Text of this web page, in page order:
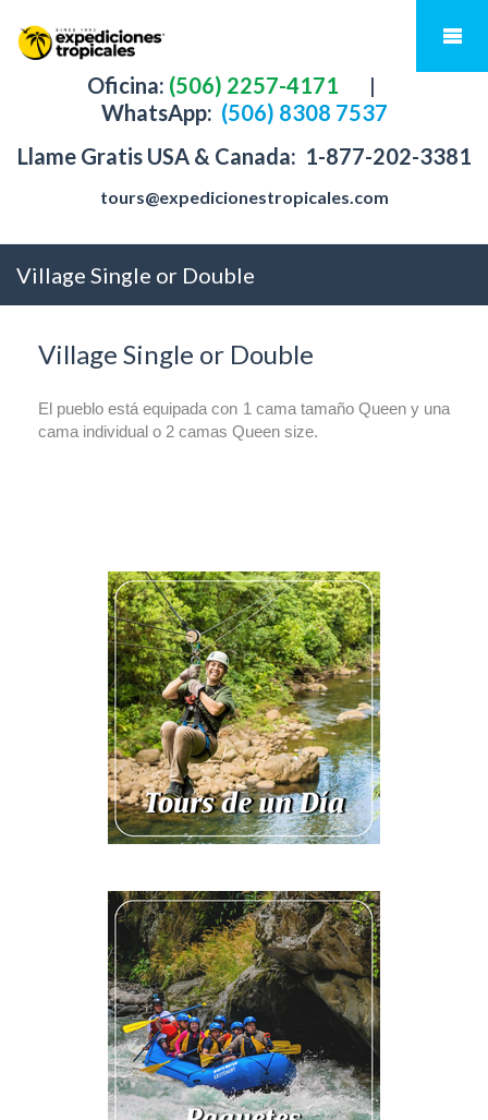
Oficina: (506) 2257-4171
|
WhatsApp: (506) 8308 7537
Llame Gratis USA & Canada: 1-877-202-3381
tours@expedicionestropicales.com
Village Single or Double
Village Single or Double
El pueblo está equipada con 1 cama tamaño Queen y una
cama individual o 2 camas Queen size.